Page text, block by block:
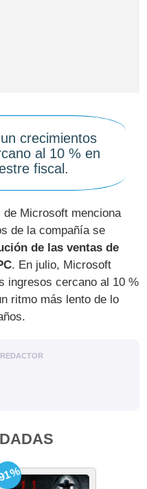
crecimientos
al 10 % en
fiscal.
Microsoft menciona
de la compañía se
de las ventas de
. En julio, Microsoft
ingresos cercano al 10 %
ritmo más lento de lo
REDACTOR